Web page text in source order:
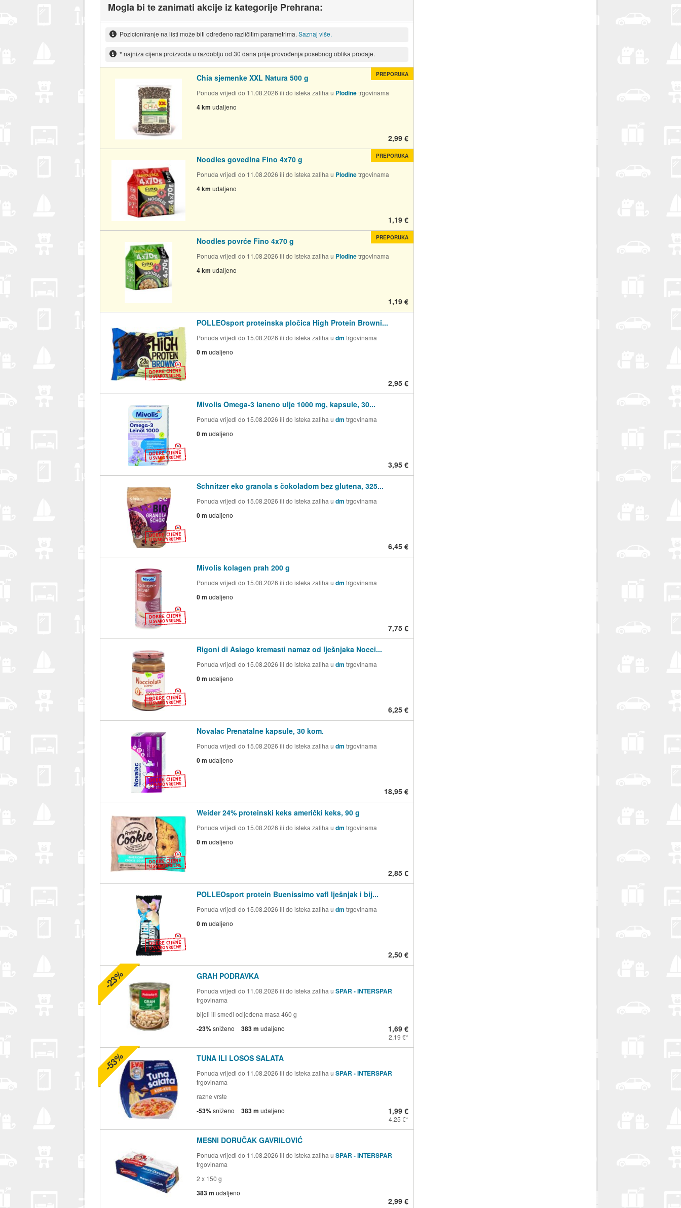
Mogla bi te zanimati akcije iz kategorije Prehrana:
Pozicioniranje na listi može biti određeno različitim parametrima. Saznaj više.
* najniža cijena proizvoda u razdoblju od 30 dana prije provođenja posebnog oblika prodaje.
Chia sjemenke XXL Natura 500 g
Ponuda vrijedi do 11.08.2026 ili do isteka zaliha u Plodinetrgovinama
4 km udaljeno
2,99 €
PREPORUKA
Noodles govedina Fino 4x70 g
Ponuda vrijedi do 11.08.2026 ili do isteka zaliha u Plodinetrgovinama
4 km udaljeno
1,19 €
PREPORUKA
Noodles povrće Fino 4x70 g
Ponuda vrijedi do 11.08.2026 ili do isteka zaliha u Plodinetrgovinama
4 km udaljeno
1,19 €
PREPORUKA
POLLEOsport proteinska pločica High Protein Browni...
Ponuda vrijedi do 15.08.2026 ili do isteka zaliha u dm trgovinama
0 m udaljeno
2,95 €
Mivolis Omega-3 laneno ulje 1000 mg, kapsule, 30...
Ponuda vrijedi do 15.08.2026 ili do isteka zaliha u dm trgovinama
0 m udaljeno
3,95 €
Schnitzer eko granola s čokoladom bez glutena, 325...
Ponuda vrijedi do 15.08.2026 ili do isteka zaliha u dm trgovinama
0 m udaljeno
6,45 €
Mivolis kolagen prah 200 g
Ponuda vrijedi do 15.08.2026 ili do isteka zaliha u dm trgovinama
0 m udaljeno
7,75 €
Rigoni di Asiago kremasti namaz od lješnjaka Nocci...
Ponuda vrijedi do 15.08.2026 ili do isteka zaliha u dm trgovinama
0 m udaljeno
6,25 €
Novalac Prenatalne kapsule, 30 kom.
Ponuda vrijedi do 15.08.2026 ili do isteka zaliha u dm trgovinama
0 m udaljeno
18,95 €
Weider 24% proteinski keks američki keks, 90 g
Ponuda vrijedi do 15.08.2026 ili do isteka zaliha u dm trgovinama
0 m udaljeno
2,85 €
POLLEOsport protein Buenissimo vafl lješnjak i bij...
Ponuda vrijedi do 15.08.2026 ili do isteka zaliha u dm trgovinama
0 m udaljeno
2,50 €
GRAH PODRAVKA
Ponuda vrijedi do 11.08.2026 ili do isteka zaliha u SPAR - INTERSPAR
trgovinama
bijeli ili smeđi ocijeđena masa 460 g
-23%sniženo 383 m udaljeno 1,69 €
2,19 €
-23%
TUNA ILI LOSOS SALATA
Ponuda vrijedi do 11.08.2026 ili do isteka zaliha u SPAR - INTERSPAR
trgovinama
razne vrste
-53%sniženo 383 m udaljeno 1,99 €
4,25 €
-53%
MESNI DORUČAK GAVRILOVIĆ
Ponuda vrijedi do 11.08.2026 ili do isteka zaliha u SPAR - INTERSPAR
trgovinama
2 x 150 g
383 m udaljeno
2,99 €